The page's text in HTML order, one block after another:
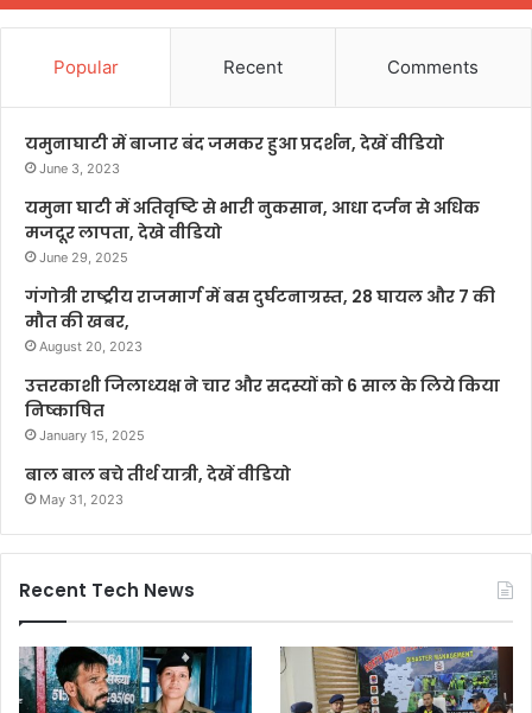
Popular Recent Comments
यमुनाघाटी में बाजार बंद जमकर हुआ प्रदर्शन, देखें वीडियो
June 3, 2023
यमुना घाटी में अतिवृष्टि से भारी नुकसान, आधा दर्जन से अधिक
मजदूर लापता, देखे वीडियो
June 29, 2025
गंगोत्री राष्ट्रीय राजमार्ग में बस दुर्घटनाग्रस्त, 28 घायल और 7 की
मौत की खबर,
August 20, 2023
उत्तरकाशी जिलाध्यक्ष ने चार और सदस्यों को 6 साल के लिये किया
निष्काषित
January 15, 2025
बाल बाल बचे तीर्थ यात्री, देखें वीडियो
May 31, 2023
Recent Tech News